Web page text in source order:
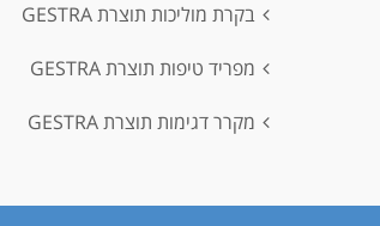
בקרת מוליכות תוצרת GESTRA
מפריד טיפות תוצרת GESTRA
מקרר דגימות תוצרת GESTRA